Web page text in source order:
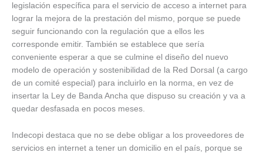
legislación específica para el servicio de acceso a internet para
lograr la mejora de la prestación del mismo, porque se puede
seguir funcionando con la regulación que a ellos les
corresponde emitir. También se establece que sería
conveniente esperar a que se culmine el diseño del nuevo
modelo de operación y sostenibilidad de la Red Dorsal (a cargo
de un comité especial) para incluirlo en la norma, en vez de
insertar la Ley de Banda Ancha que dispuso su creación y va a
quedar desfasada en pocos meses.
Indecopi destaca que no se debe obligar a los proveedores de
servicios en internet a tener un domicilio en el país, porque se